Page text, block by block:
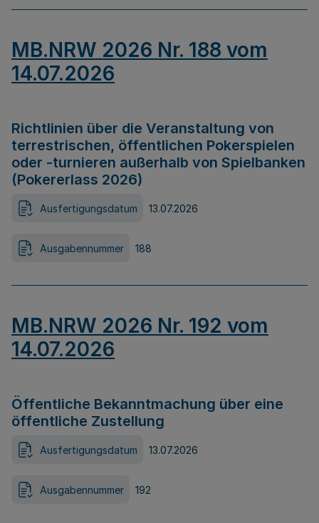
MB.NRW 2026 Nr. 188 vom
14.07.2026
Richtlinien über die Veranstaltung von
terrestrischen, öffentlichen Pokerspielen
oder -turnieren außerhalb von Spielbanken
(Pokererlass 2026)
Ausfertigungsdatum 13.07.2026
Ausgabennummer 188
MB.NRW 2026 Nr. 192 vom
14.07.2026
Öffentliche Bekanntmachung über eine
öffentliche Zustellung
Ausfertigungsdatum 13.07.2026
Ausgabennummer 192